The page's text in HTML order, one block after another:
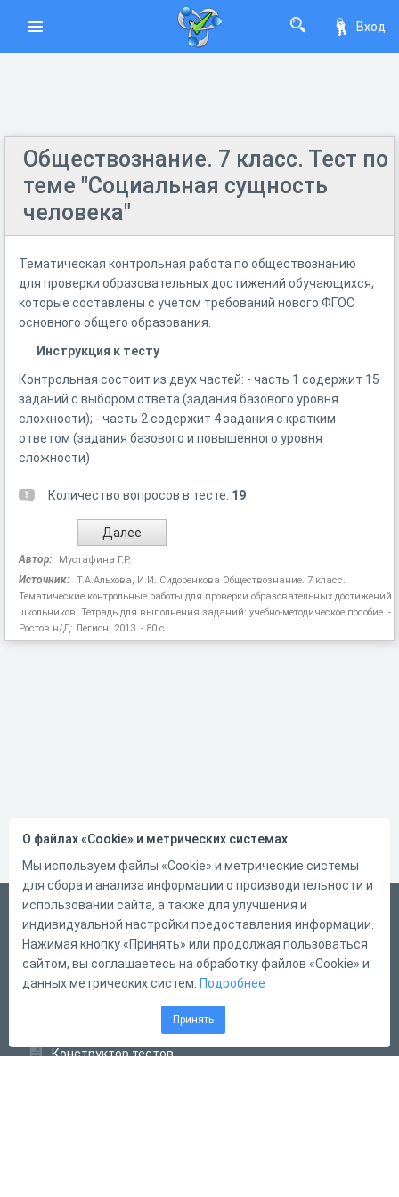
Вход
Обществознание. 7 класс. Тест по
теме "Социальная сущность
человека"
Тематическая контрольная работа по обществознанию
для проверки образовательных достижений обучающихся,
которые составлены с учетом требований нового ФГОС
основного общего образования.
Инструкция к тесту
Контрольная состоит из двух частей: - часть 1 содержит 15
заданий с выбором ответа (задания базового уровня
сложности); - часть 2 содержит 4 задания с кратким
ответом (задания базового и повышенного уровня
сложности)
Количество вопросов в тесте: 19
Автор: Мустафина Г.Р.
Источник:
Т.А.Альхова, И.И. Сидоренкова Обществознание. 7 класс.
Тематические контрольные работы для проверки образовательных достижений
школьников. Тетрадь для выполнения заданий: учебно-методическое пособие. -
Ростов н/Д: Легион, 2013. - 80 с.
Русский
Справка
Форма обратной связи
Конструктор тестов
О файлах «Cookie» и метрических системах
Мы используем файлы «Cookie» и метрические системы
для сбора и анализа информации о производительности и
использовании сайта, а также для улучшения и
индивидуальной настройки предоставления информации.
Нажимая кнопку «Принять» или продолжая пользоваться
сайтом, вы соглашаетесь на обработку файлов «Cookie» и
данных метрических систем. Подробнее
Принять